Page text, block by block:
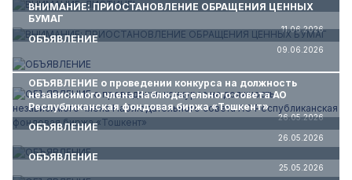
ВНИМАНИЕ: ПРИОСТАНОВЛЕНИЕ ОБРАЩЕНИЯ ЦЕННЫХ
БУМАГ
11.06.2026
ОБЪЯВЛЕНИЕ
09.06.2026
ОБЪЯВЛЕНИЕ о проведении конкурса на должность
независимого члена Наблюдательного совета АО
Республиканская фондовая биржа «Тошкент»
26.05.2026
ОБЪЯВЛЕНИЕ
26.05.2026
ОБЪЯВЛЕНИЕ
25.05.2026